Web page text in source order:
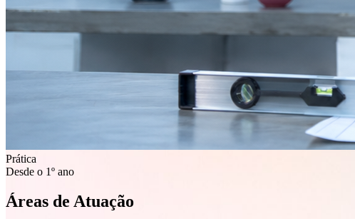
Prática
Desde o 1º ano
Áreas de Atuação